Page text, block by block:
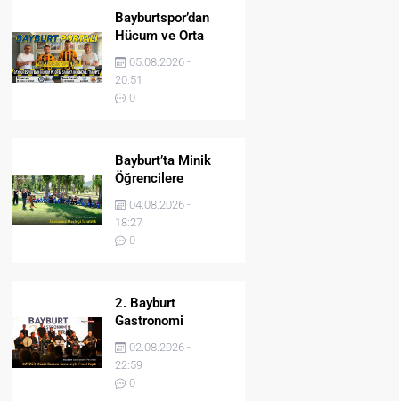
Bayburtspor’dan
Hücum ve Orta
Sahaya İki Önemli
Takviye
05.08.2026 -
20:51
0
Bayburt’ta Minik
Öğrencilere
Jandarma Mesleği
Tanıtıldı
04.08.2026 -
18:27
0
2. Bayburt
Gastronomi
Festivali BAYDER
Müzik Korosu
Konseriyle Final
Yaptı
02.08.2026 -
22:59
0